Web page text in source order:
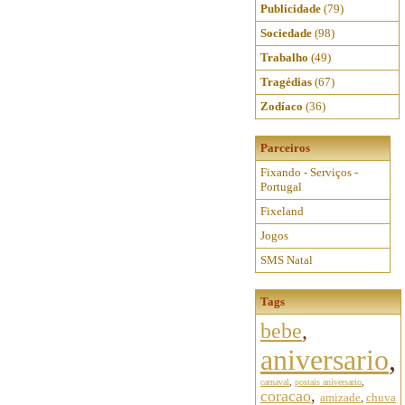
Publicidade (79)
Sociedade (98)
Trabalho (49)
Tragédias (67)
Zodíaco (36)
Parceiros
Fixando - Serviços -
Portugal
Fixeland
Jogos
SMS Natal
Tags
bebe,
aniversario,
carnaval postais aniversario
coracao, amizade, chuva